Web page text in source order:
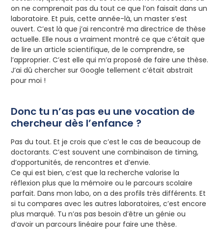
on ne comprenait pas du tout ce que l’on faisait dans un
laboratoire. Et puis, cette année-là, un master s’est
ouvert. C’est là que j’ai rencontré ma directrice de thèse
actuelle. Elle nous a vraiment montré ce que c’était que
de lire un article scientifique, de le comprendre, se
l’approprier. C’est elle qui m’a proposé de faire une thèse.
J’ai dû chercher sur Google tellement c’était abstrait
pour moi !
Donc tu n’as pas eu une vocation de
chercheur dès l’enfance ?
Pas du tout. Et je crois que c’est le cas de beaucoup de
doctorants. C’est souvent une combinaison de timing,
d’opportunités, de rencontres et d’envie.
Ce qui est bien, c’est que la recherche valorise la
réflexion plus que la mémoire ou le parcours scolaire
parfait. Dans mon labo, on a des profils très différents. Et
si tu compares avec les autres laboratoires, c’est encore
plus marqué. Tu n’as pas besoin d’être un génie ou
d’avoir un parcours linéaire pour faire une thèse.